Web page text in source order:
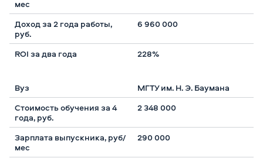
6 960 000
228%
МГТУ им. Н. Э. Баумана
2 348 000
290 000